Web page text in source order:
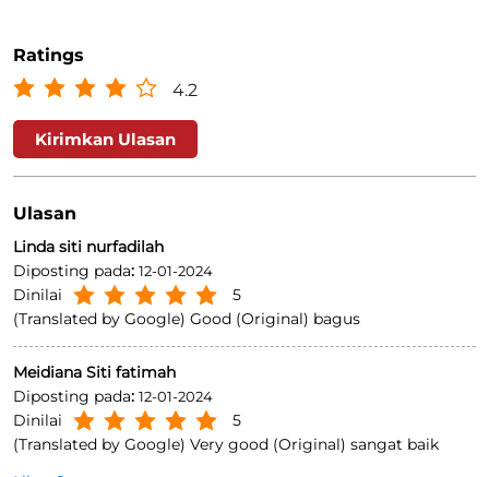
Ratings
4.2
Kirimkan Ulasan
Ulasan
Linda siti nurfadilah
Diposting pada: 12-01-2024
Dinilai
5
(Translated by Google) Good (Original) bagus
Meidiana Siti fatimah
Diposting pada: 12-01-2024
Dinilai
5
(Translated by Google) Very good (Original) sangat baik